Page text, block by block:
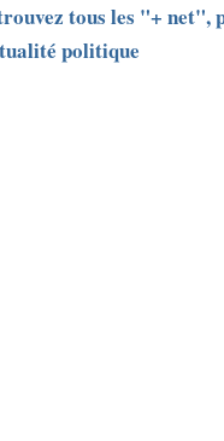
tous les "+ net",
politique